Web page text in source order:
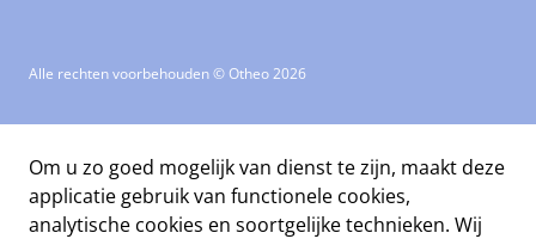
Alle rechten voorbehouden © Otheo 2026
Om u zo goed mogelijk van dienst te zijn, maakt deze
applicatie gebruik van functionele cookies,
analytische cookies en soortgelijke technieken. Wij